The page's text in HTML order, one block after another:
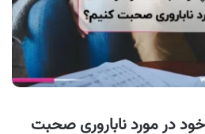
در مورد ناباروری صحبت